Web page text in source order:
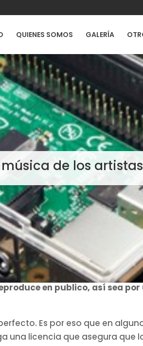
QUIENES SOMOS GALERÍA
música de los
en publico, así sea
Es por eso que en
una licencia que asegura que